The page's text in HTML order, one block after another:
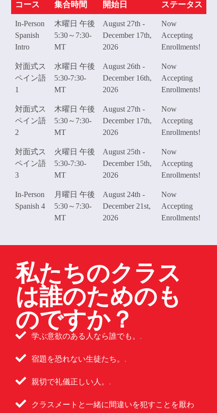
コース 集合時間 開始日 ステータス
In-Person
Spanish
Intro
木曜日 午後
5:30～7:30-
MT
August 27th -
December 17th,
2026
Now
Accepting
Enrollments!
対面式ス
ペイン語
1
水曜日 午後
5:30-7:30-
MT
August 26th -
December 16th,
2026
Now
Accepting
Enrollments!
対面式ス
ペイン語
2
木曜日 午後
5:30～7:30-
MT
August 27th -
December 17th,
2026
Now
Accepting
Enrollments!
対面式ス
ペイン語
3
火曜日 午後
5:30-7:30-
MT
August 25th -
December 15th,
2026
Now
Accepting
Enrollments!
In-Person
Spanish 4
月曜日 午後
5:30～7:30-
MT
August 24th -
December 21st,
2026
Now
Accepting
Enrollments!
私たちのクラス
は誰のためのも
のですか？
学ぶ意欲のある人なら誰でも。.
宿題を恐れない生徒たち。.
親切で礼儀正しい人。.
クラスメートと一緒に間違いを犯すことを厭わ